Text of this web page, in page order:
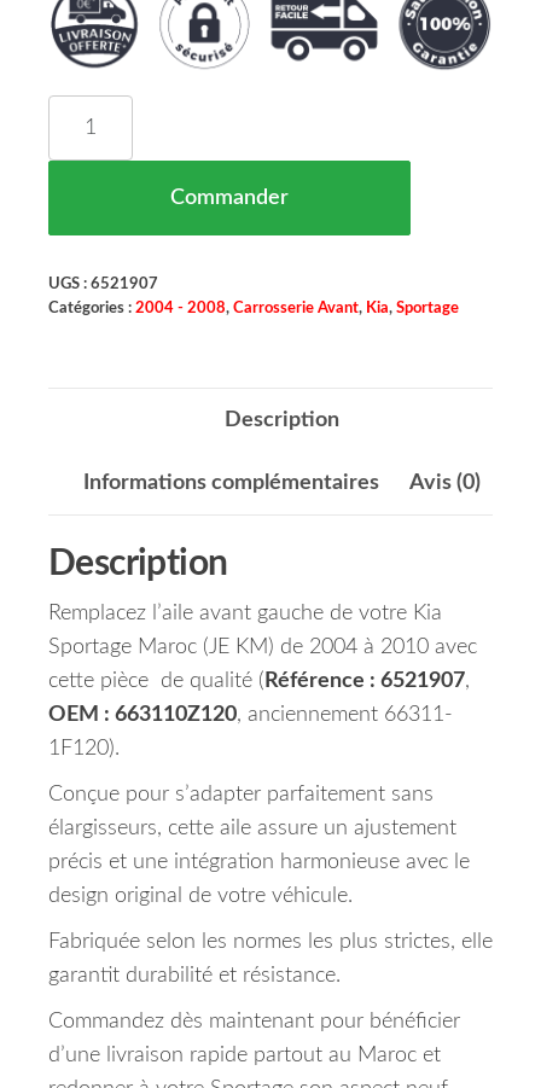
Commander
UGS : 6521907
Catégories : 2004 - 2008, Carrosserie Avant, Kia, Sportage
Description
Informations complémentaires Avis (0)
Description
Remplacez l’aile avant gauche de votre Kia
Sportage Maroc (JE KM) de 2004 à 2010 avec
cette pièce de qualité ( Référence : 6521907,
OEM : 663110Z120, anciennement 66311-
1F120).
Conçue pour s’adapter parfaitement sans
élargisseurs, cette aile assure un ajustement
précis et une intégration harmonieuse avec le
design original de votre véhicule.
Fabriquée selon les normes les plus strictes, elle
garantit durabilité et résistance.
Commandez dès maintenant pour bénéficier
d’une livraison rapide partout au Maroc et